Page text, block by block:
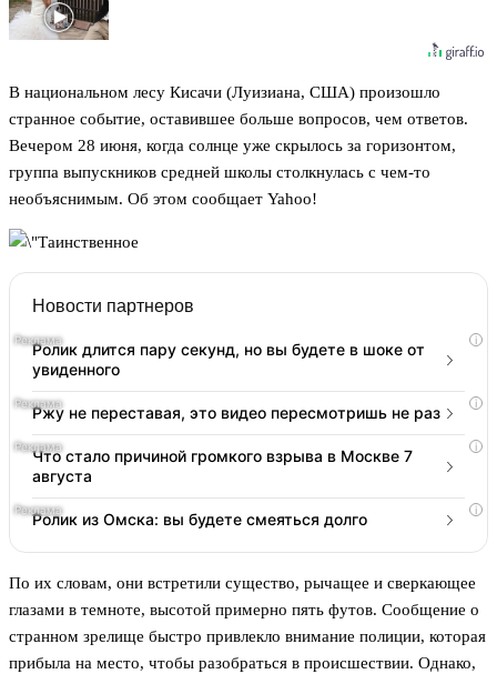
В национальном лесу Кисачи (Луизиана, США) произошло
странное событие, оставившее больше вопросов, чем ответов.
Вечером 28 июня, когда солнце уже скрылось за горизонтом,
группа выпускников средней школы столкнулась с чем-то
необъяснимым. Об этом сообщает Yahoo!
Новости партнеров
i
Ролик длится пару секунд, но вы будете в шоке от
увиденного
i
Ржу не переставая, это видео пересмотришь не раз
i
Что стало причиной громкого взрыва в Москве 7
августа
i
Ролик из Омска: вы будете смеяться долго
По их словам, они встретили существо, рычащее и сверкающее
глазами в темноте, высотой примерно пять футов. Сообщение о
странном зрелище быстро привлекло внимание полиции, которая
прибыла на место, чтобы разобраться в происшествии. Однако,